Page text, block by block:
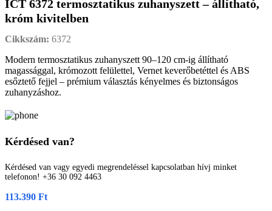
ICT 6372 termosztatikus zuhanyszett – állítható,
króm kivitelben
Cikkszám: 6372
Modern termosztatikus zuhanyszett 90–120 cm-ig állítható
magassággal, krómozott felülettel, Vernet keverőbetéttel és ABS
esőztető fejjel – prémium választás kényelmes és biztonságos
zuhanyzáshoz.
Kérdésed van?
Kérdésed van vagy egyedi megrendeléssel kapcsolatban hívj minket
telefonon! +36 30 092 4463
113.390 Ft